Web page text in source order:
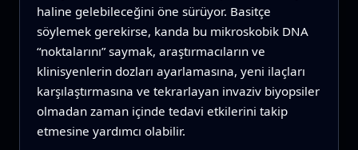
haline gelebileceğini öne sürüyor. Basitçe
söylemek gerekirse, kanda bu mikroskobik DNA
“noktalarını” saymak, araştırmacıların ve
klinisyenlerin dozları ayarlamasına, yeni ilaçları
karşılaştırmasına ve tekrarlayan invaziv biyopsiler
olmadan zaman içinde tedavi etkilerini takip
etmesine yardımcı olabilir.